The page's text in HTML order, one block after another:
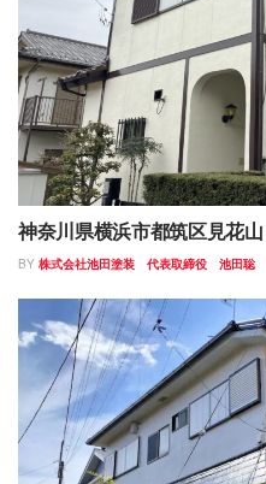
神奈川県横浜市都筑区見花
BY 株式会社池田塗装 代表取締役 池田聡